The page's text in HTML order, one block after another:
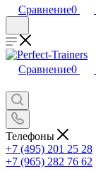
Сравнение0
Сравнение0
Телефоны
+7 (495) 201 25 28
+7 (965) 282 76 62